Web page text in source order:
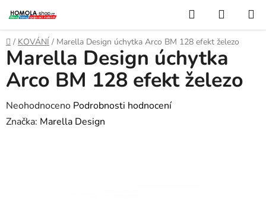
na
obsah
Hledat
KOŠÍK
Domů
/ KOVÁNÍ / Marella Design úchytka Arco BM 128 efekt železo
Marella Design úchytka
Arco BM 128 efekt železo
Průměrné
hodnocení
Neohodnoceno Podrobnosti hodnocení
Značka: Marella Design